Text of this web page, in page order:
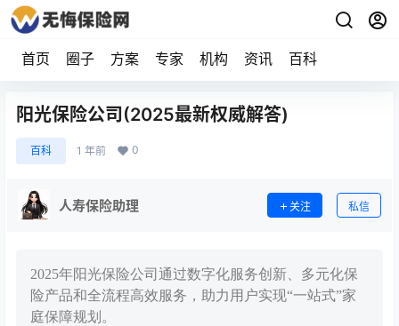
首页 圈子 方案 专家 机构 资讯 百科
阳光保险公司(2025最新权威解答)
百科 1 年前 0
人寿保险助理 关注 私信
2025年阳光保险公司通过数字化服务创新、多元化保
险产品和全流程高效服务，助力用户实现“一站式”家
庭保障规划。